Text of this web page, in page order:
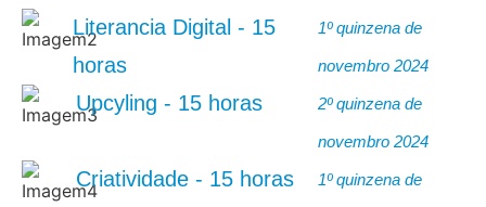
Literancia Digital - 15
horas
1º quinzena de
novembro 2024
Upcyling - 15 horas 2º quinzena de
novembro 2024
Criatividade - 15 horas 1º quinzena de